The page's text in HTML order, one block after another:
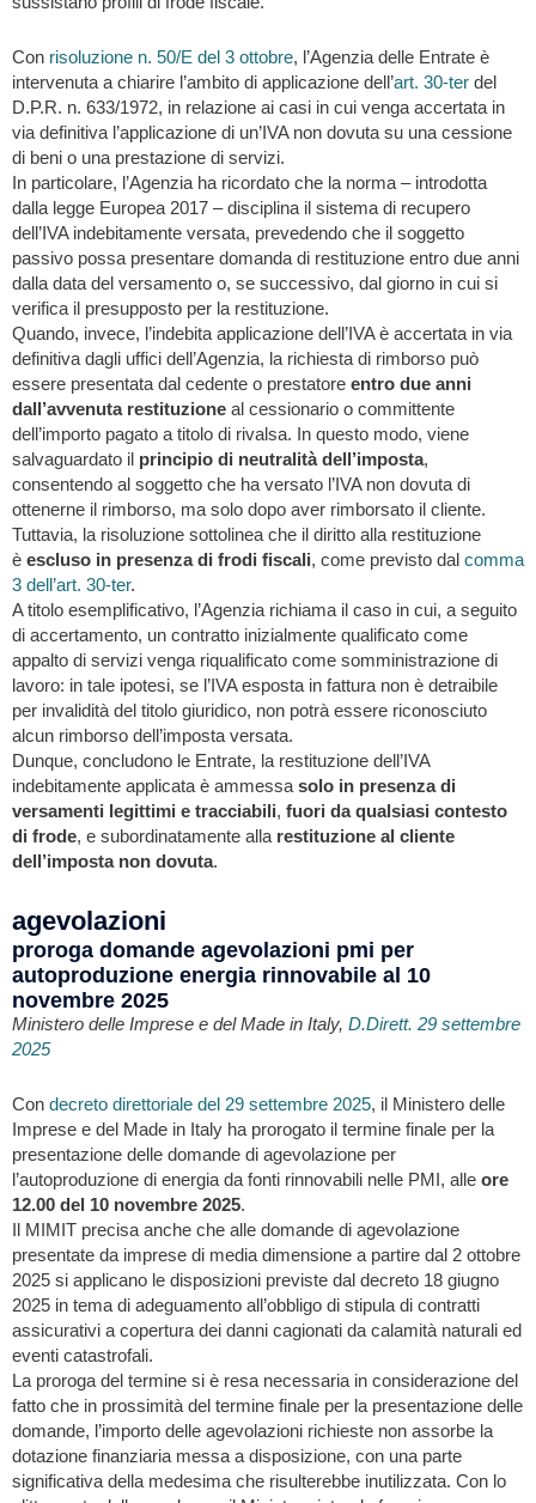
Con risoluzione n. 50/E del 3 ottobre, l’Agenzia delle Entrate è
intervenuta a chiarire l’ambito di applicazione dell’art. 30-ter del
D.P.R. n. 633/1972, in relazione ai casi in cui venga accertata in
via definitiva l’applicazione di un’IVA non dovuta su una cessione
di beni o una prestazione di servizi.
In particolare, l’Agenzia ha ricordato che la norma – introdotta
dalla legge Europea 2017 – disciplina il sistema di recupero
dell’IVA indebitamente versata, prevedendo che il soggetto
passivo possa presentare domanda di restituzione entro due anni
dalla data del versamento o, se successivo, dal giorno in cui si
verifica il presupposto per la restituzione.
Quando, invece, l’indebita applicazione dell’IVA è accertata in via
definitiva dagli uffici dell’Agenzia, la richiesta di rimborso può
essere presentata dal cedente o prestatore entro due anni
dall’avvenuta restituzione al cessionario o committente
dell’importo pagato a titolo di rivalsa. In questo modo, viene
salvaguardato il principio di neutralità dell’imposta,
consentendo al soggetto che ha versato l’IVA non dovuta di
ottenerne il rimborso, ma solo dopo aver rimborsato il cliente.
Tuttavia, la risoluzione sottolinea che il diritto alla restituzione
è escluso in presenza di frodi fiscali, come previsto dal comma
3 dell’art. 30-ter.
A titolo esemplificativo, l’Agenzia richiama il caso in cui, a seguito
di accertamento, un contratto inizialmente qualificato come
appalto di servizi venga riqualificato come somministrazione di
lavoro: in tale ipotesi, se l’IVA esposta in fattura non è detraibile
per invalidità del titolo giuridico, non potrà essere riconosciuto
alcun rimborso dell’imposta versata.
Dunque, concludono le Entrate, la restituzione dell’IVA
indebitamente applicata è ammessa solo in presenza di
versamenti legittimi e tracciabili, fuori da qualsiasi contesto
di frode, e subordinatamente alla restituzione al cliente
dell’imposta non dovuta.
agevolazioni
proroga domande agevolazioni pmi per
autoproduzione energia rinnovabile al 10
novembre 2025
Ministero delle Imprese e del Made in Italy, D.Dirett. 29 settembre
2025
Con decreto direttoriale del 29 settembre 2025, il Ministero delle
Imprese e del Made in Italy ha prorogato il termine finale per la
presentazione delle domande di agevolazione per
l’autoproduzione di energia da fonti rinnovabili nelle PMI, alle ore
12.00 del 10 novembre 2025.
Il MIMIT precisa anche che alle domande di agevolazione
presentate da imprese di media dimensione a partire dal 2 ottobre
2025 si applicano le disposizioni previste dal decreto 18 giugno
2025 in tema di adeguamento all’obbligo di stipula di contratti
assicurativi a copertura dei danni cagionati da calamità naturali ed
eventi catastrofali.
La proroga del termine si è resa necessaria in considerazione del
fatto che in prossimità del termine finale per la presentazione delle
domande, l’importo delle agevolazioni richieste non assorbe la
dotazione finanziaria messa a disposizione, con una parte
significativa della medesima che risulterebbe inutilizzata. Con lo